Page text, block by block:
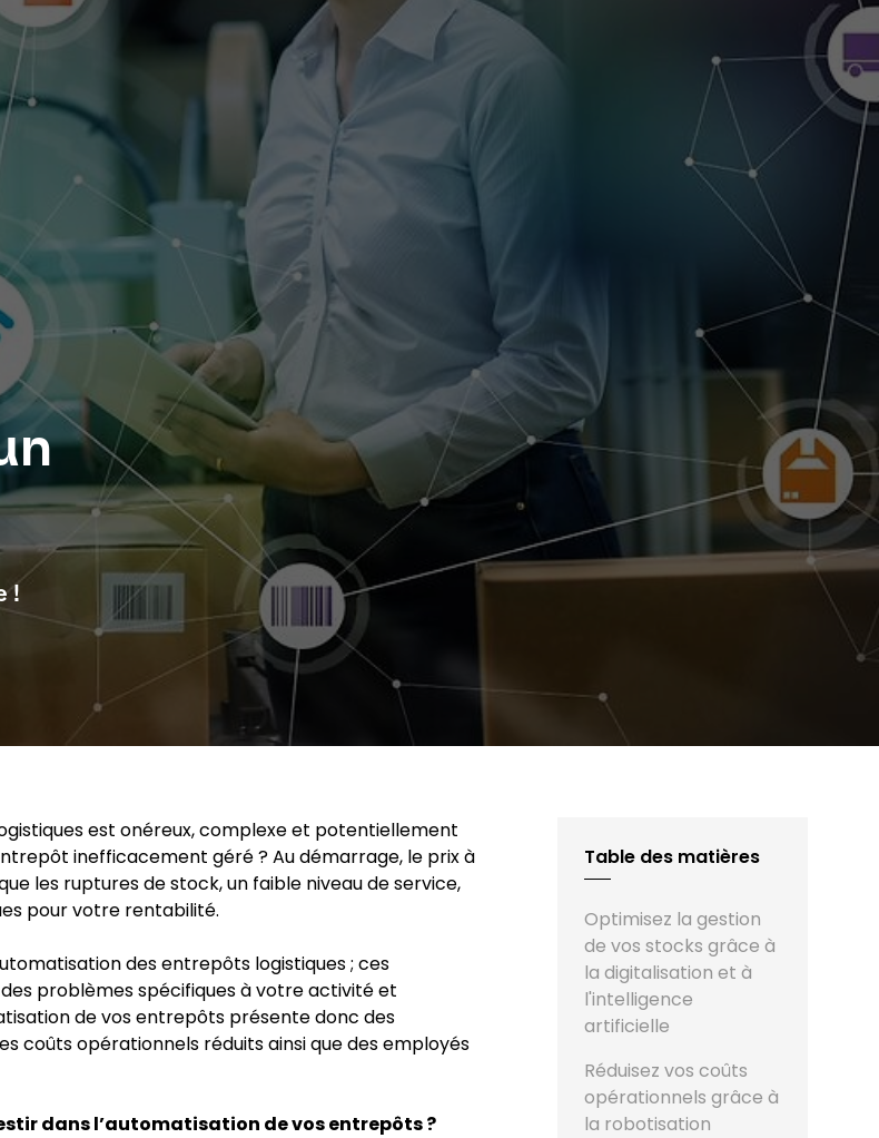
!
est onéreux, complexe et potentiellement
inefficacement géré ? Au démarrage, le prix à
les ruptures de stock, un faible niveau de service,
pour votre rentabilité.
des entrepôts logistiques ; ces
problèmes spécifiques à votre activité et
de vos entrepôts présente donc des
coûts opérationnels réduits ainsi que des employés
dans l’automatisation de vos entrepôts ?
Table des matières
Optimisez la gestion
de vos stocks grâce à
la digitalisation et à
l'intelligence
artificielle
Réduisez vos coûts
opérationnels grâce à
la robotisation